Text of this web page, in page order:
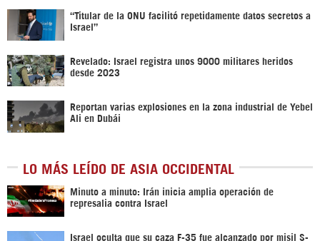
“Titular de la ONU facilitó repetidamente datos secretos a
Israel”
Revelado: Israel registra unos 9000 militares heridos
desde 2023
Reportan varias explosiones en la zona industrial de Yebel
Ali en Dubái
LO MÁS LEÍDO DE ASIA OCCIDENTAL
Minuto a minuto: Irán inicia amplia operación de
represalia contra Israel
Israel oculta que su caza F-35 fue alcanzado por misil S-